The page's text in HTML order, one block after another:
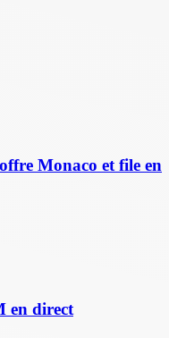
Monaco et file en
en direct